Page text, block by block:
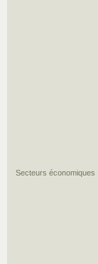
Secteurs économiques